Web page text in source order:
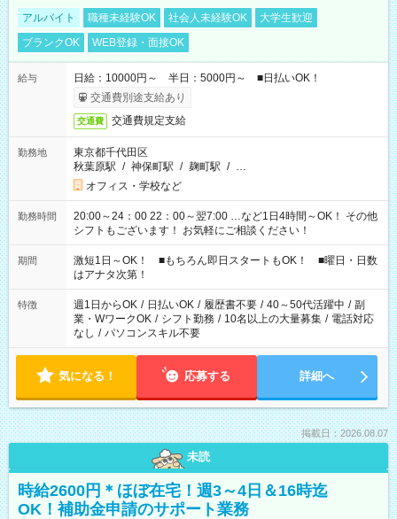
アルバイト 職種未経験OK 社会人未経験OK
大学生歓迎
ブランクOK
WEB登録・面接OK
給与
日給：10000円～ 半日：5000円～ ■日払いOK！
交通費別途支給あり
交通費 交通費規定支給
勤務地
東京都千代田区
秋葉原駅 / 神保町駅 / 麹町駅 / …
オフィス・学校など
勤務時間
20:00～24：00 22：00～翌7:00 …など1日4時間～OK！ その他
シフトもございます！ お気軽にご相談ください！
期間
激短1日～OK！ ■もちろん即日スタートもOK！ ■曜日・日数
はアナタ次第！
特徴 週1日からOK / 日払いOK / 履歴書不要 / 40～50代活躍中 / 副
業・WワークOK / シフト勤務 / 10名以上の大量募集 / 電話対応
なし / パソコンスキル不要
気になる！ 応募する 詳細へ
掲載日：2026.08.07
未読
時給2600円＊ほぼ在宅！週3～4日＆16時迄
OK！補助金申請のサポート業務